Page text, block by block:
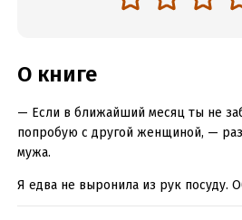
О книге
— Если в ближайший месяц ты не
попробую с другой женщиной, —
мужа.
Я едва не выронила из рук посуду.